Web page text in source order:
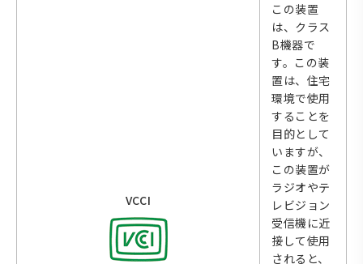
VCCI
この装置
は、クラス
B機器で
す。この装
置は、住宅
環境で使用
することを
目的として
いますが、
この装置が
ラジオやテ
レビジョン
受信機に近
接して使用
されると、